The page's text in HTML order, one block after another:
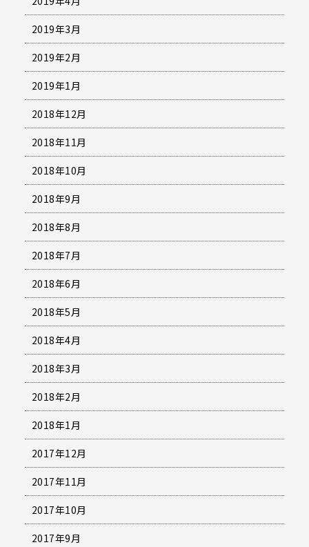
2019年3月
2019年2月
2019年1月
2018年12月
2018年11月
2018年10月
2018年9月
2018年8月
2018年7月
2018年6月
2018年5月
2018年4月
2018年3月
2018年2月
2018年1月
2017年12月
2017年11月
2017年10月
2017年9月